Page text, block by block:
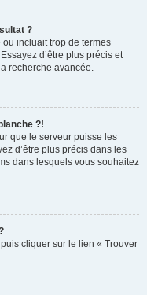
?
incluait trop de termes
d’être plus précis et
recherche avancée.
?!
que le serveur puisse les
d’être plus précis dans les
dans lesquels vous souhaitez
cliquer sur le lien « Trouver